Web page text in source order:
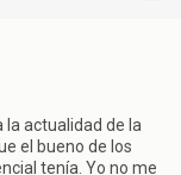
la actualidad de la
el bueno de los
tenía. Yo no me